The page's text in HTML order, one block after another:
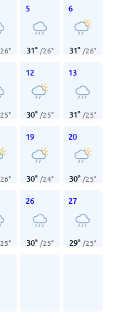
26°
5
31° /26°
6
31° /26°
25°
12
30° /25°
13
31° /25°
26°
19
30° /24°
20
30° /25°
25°
26
30° /25°
27
29° /25°